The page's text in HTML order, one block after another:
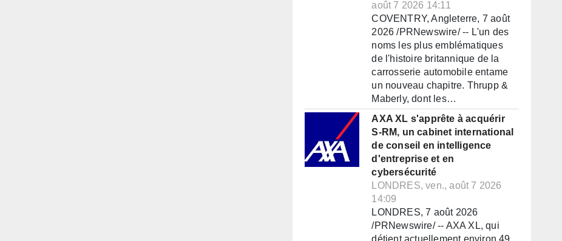
août 7 2026 14:11
COVENTRY, Angleterre, 7 août
2026 /PRNewswire/ -- L'un des
noms les plus emblématiques
de l'histoire britannique de la
carrosserie automobile entame
un nouveau chapitre. Thrupp &
Maberly, dont les…
AXA XL s'apprête à acquérir
S-RM, un cabinet international
de conseil en intelligence
d'entreprise et en
cybersécurité
LONDRES, ven., août 7 2026
14:09
LONDRES, 7 août 2026
/PRNewswire/ -- AXA XL, qui
détient actuellement environ 49